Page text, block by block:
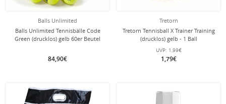
Balls Unlimited
Balls Unlimited Tennisbälle Code
Green (drucklos) gelb 60er Beutel
84,90€
Tretorn
Tretorn Tennisball X Trainer Training
(drucklos) gelb - 1 Ball
UVP: 1,99€
1,79€